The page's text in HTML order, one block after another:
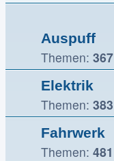
Auspuff
Themen: 367
Elektrik
Themen: 383
Fahrwerk
Themen: 481